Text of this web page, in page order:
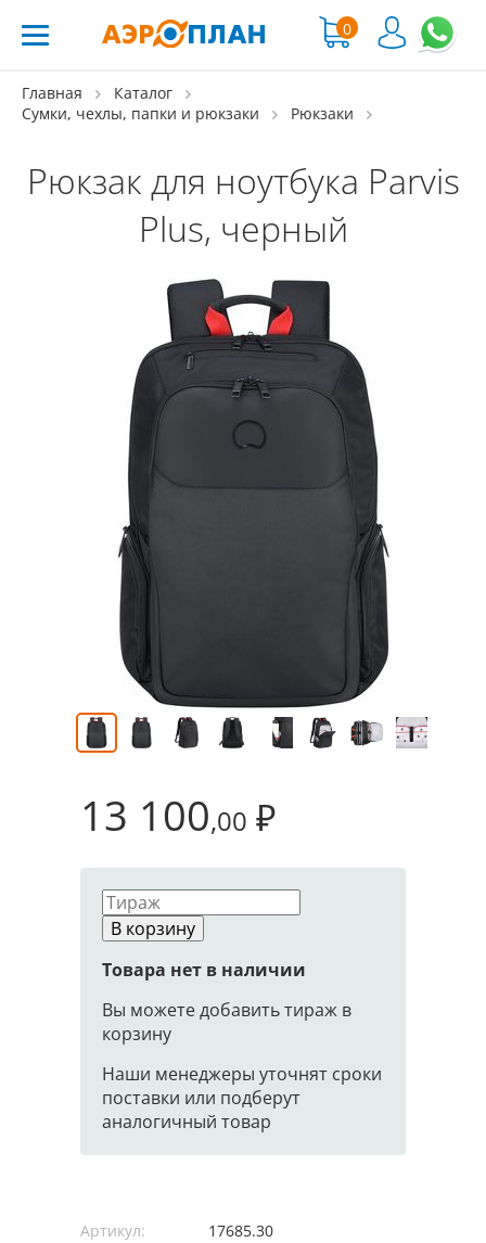
0
Главная
Каталог
Сумки, чехлы, папки и рюкзаки
Рюкзаки
Рюкзак для ноутбука Parvis
Plus, черный
13 100,00 ₽
В корзину
Товара нет в наличии
Вы можете добавить тираж в
корзину
Наши менеджеры уточнят сроки
поставки или подберут
аналогичный товар
Артикул:
17685.30